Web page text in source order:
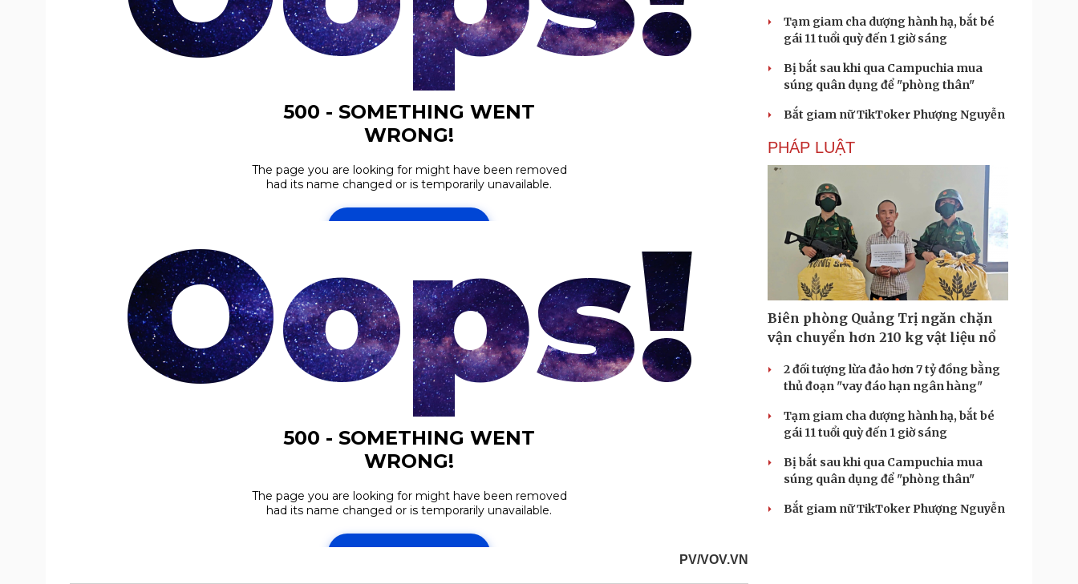
PV/VOV.VN
Tạm giam cha dượng hành hạ, bắt bé
gái 11 tuổi quỳ đến 1 giờ sáng
Bị bắt sau khi qua Campuchia mua
súng quân dụng để "phòng thân"
Bắt giam nữ TikToker Phượng Nguyễn
PHÁP LUẬT
Biên phòng Quảng Trị ngăn chặn
vận chuyển hơn 210 kg vật liệu nổ
2 đối tượng lừa đảo hơn 7 tỷ đồng bằng
thủ đoạn "vay đáo hạn ngân hàng"
Tạm giam cha dượng hành hạ, bắt bé
gái 11 tuổi quỳ đến 1 giờ sáng
Bị bắt sau khi qua Campuchia mua
súng quân dụng để "phòng thân"
Bắt giam nữ TikToker Phượng Nguyễn